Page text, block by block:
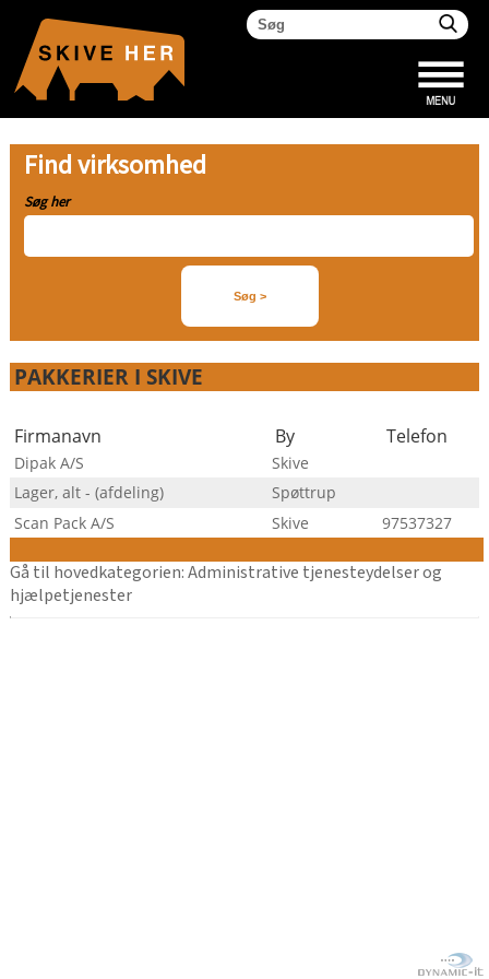
Find virksomhed
Søg her
PAKKERIER I SKIVE
Firmanavn By Telefon
Dipak A/S
Skive
Lager, alt - (afdeling)
Spøttrup
Scan Pack A/S
Skive 97537327
Gå til hovedkategorien: Administrative tjenesteydelser og
hjælpetjenester